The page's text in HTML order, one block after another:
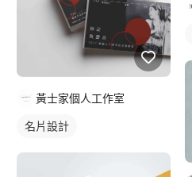
黃士家個人工作室
名片設計